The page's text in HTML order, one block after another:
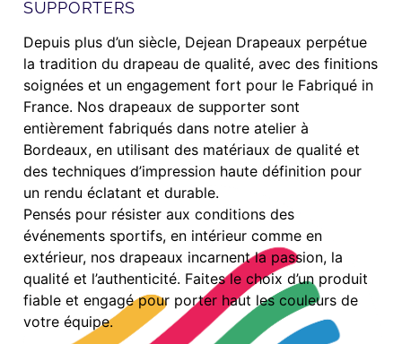
SUPPORTERS
Depuis plus d’un siècle, Dejean Drapeaux perpétue
la tradition du drapeau de qualité, avec des finitions
soignées et un engagement fort pour le Fabriqué in
France. Nos drapeaux de supporter sont
entièrement fabriqués dans notre atelier à
Bordeaux, en utilisant des matériaux de qualité et
des techniques d’impression haute définition pour
un rendu éclatant et durable.
Pensés pour résister aux conditions des
événements sportifs, en intérieur comme en
extérieur, nos drapeaux incarnent la passion, la
qualité et l’authenticité. Faites le choix d’un produit
fiable et engagé pour porter haut les couleurs de
votre équipe.